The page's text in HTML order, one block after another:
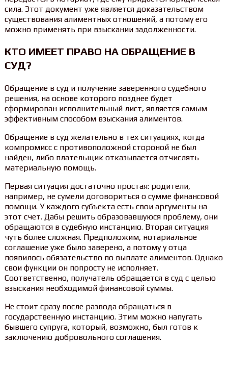
сила. Этот документ уже является доказательством
существования алиментных отношений, а потому его
можно применять при взыскании задолженности.
КТО ИМЕЕТ ПРАВО НА ОБРАЩЕНИЕ В
СУД?
Обращение в суд и получение заверенного судебного
решения, на основе которого позднее будет
сформирован исполнительный лист, является самым
эффективным способом взыскания алиментов.
Обращение в суд желательно в тех ситуациях, когда
компромисс с противоположной стороной не был
найден, либо плательщик отказывается отчислять
материальную помощь.
Первая ситуация достаточно простая: родители,
например, не сумели договориться о сумме финансовой
помощи. У каждого субъекта есть свои аргументы на
этот счет. Дабы решить образовавшуюся проблему, они
обращаются в судебную инстанцию. Вторая ситуация
чуть более сложная. Предположим, нотариальное
соглашение уже было заверено, а потому у отца
появилось обязательство по выплате алиментов. Однако
свои функции он попросту не исполняет.
Соответственно, получатель обращается в суд с целью
взыскания необходимой финансовой суммы.
Не стоит сразу после развода обращаться в
государственную инстанцию. Этим можно напугать
бывшего супруга, который, возможно, был готов к
заключению добровольного соглашения.